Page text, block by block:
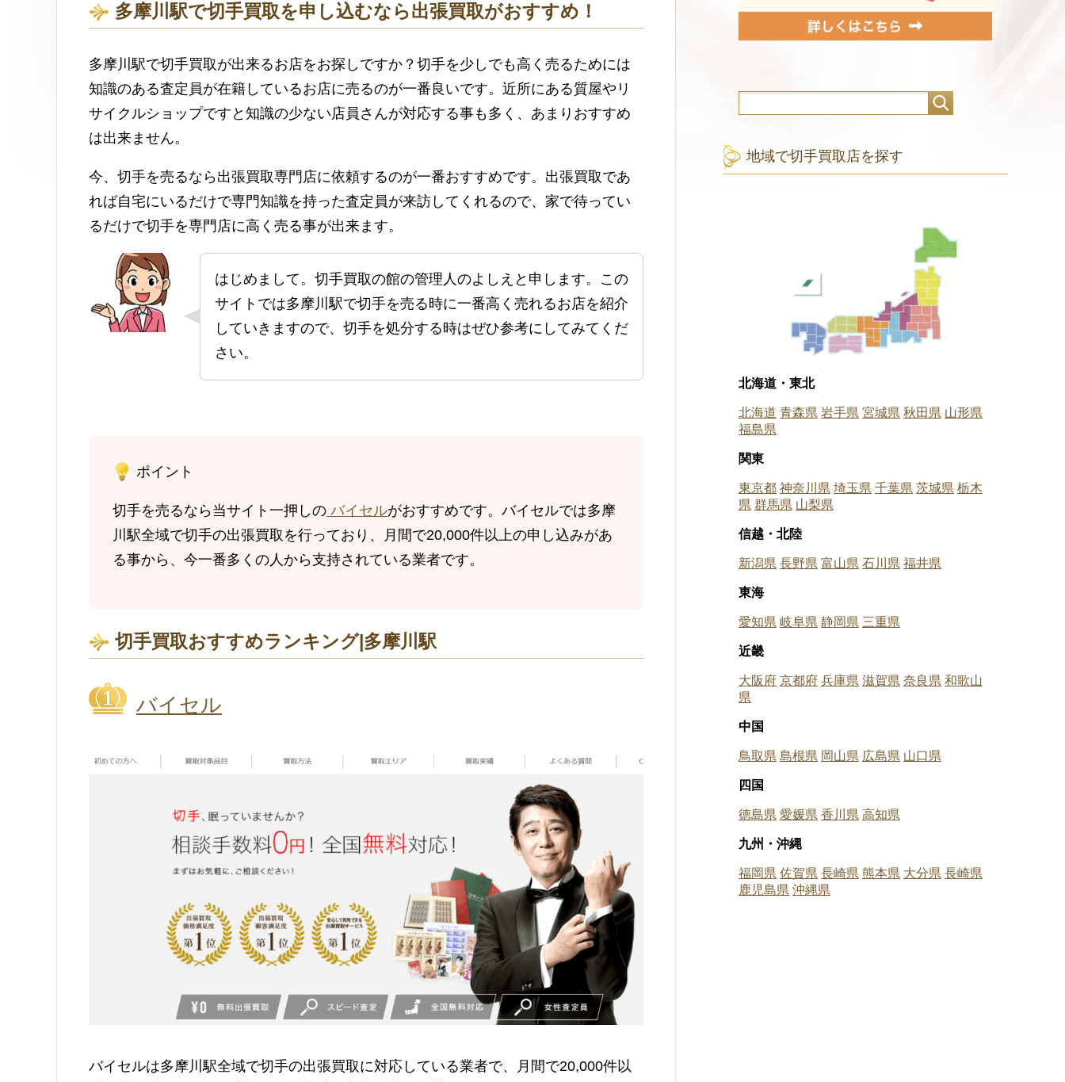
多摩川駅で切手買取を申し込むなら出張買取がおすすめ！
多摩川駅で切手買取が出来るお店をお探しですか？切手を少しでも高く売るためには
知識のある査定員が在籍しているお店に売るのが一番良いです。近所にある質屋やリ
サイクルショップですと知識の少ない店員さんが対応する事も多く、あまりおすすめ
は出来ません。
今、切手を売るなら出張買取専門店に依頼するのが一番おすすめです。出張買取であ
れば自宅にいるだけで専門知識を持った査定員が来訪してくれるので、家で待ってい
るだけで切手を専門店に高く売る事が出来ます。
はじめまして。切手買取の館の管理人のよしえと申します。この
サイトでは多摩川駅で切手を売る時に一番高く売れるお店を紹介
していきますので、切手を処分する時はぜひ参考にしてみてくだ
さい。
ポイント
切手を売るなら当サイト一押しの バイセルがおすすめです。バイセルでは多摩
川駅全域で切手の出張買取を行っており、月間で20,000件以上の申し込みがあ
る事から、今一番多くの人から支持されている業者です。
切手買取おすすめランキング|多摩川駅
バイセル
バイセルは多摩川駅全域で切手の出張買取に対応している業者で、月間で20,000件以
地域で切手買取店を探す
北海道・東北
北海道 青森県 岩手県 宮城県 秋田県 山形県
福島県
関東
東京都 神奈川県 埼玉県 千葉県 茨城県 栃木
県 群馬県 山梨県
信越・北陸
新潟県 長野県 富山県 石川県 福井県
東海
愛知県 岐阜県 静岡県 三重県
近畿
大阪府 京都府 兵庫県 滋賀県 奈良県 和歌山
県
中国
鳥取県 島根県 岡山県 広島県 山口県
四国
徳島県 愛媛県 香川県 高知県
九州・沖縄
福岡県 佐賀県 長崎県 熊本県 大分県 長崎県
鹿児島県 沖縄県